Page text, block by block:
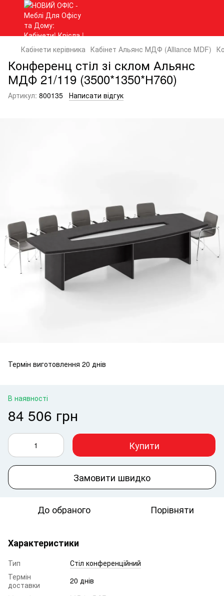
Кабінети керівника Кабінет Альянс МДФ (Alliance MDF)
Конференц стіл зі склом Альянс
МДФ 21/119 (3500*1350*Н760)
Артикул: 800135 Написати відгук
Термін виготовлення 20 днів
В наявності
84 506 грн
Купити
Замовити швидко
До обраного Порівняти
Характеристики
Тип
Стіл конференційний
Термін
доставки
20 днів